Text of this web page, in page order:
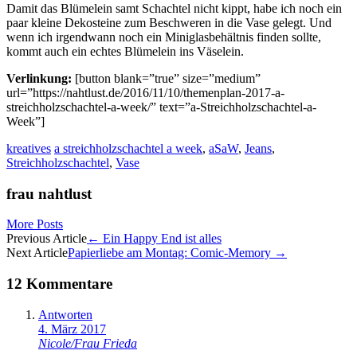
Damit das Blümelein samt Schachtel nicht kippt, habe ich noch ein
paar kleine Dekosteine zum Beschweren in die Vase gelegt. Und
wenn ich irgendwann noch ein Miniglasbehältnis finden sollte,
kommt auch ein echtes Blümelein ins Väselein.
Verlinkung: [button blank=”true” size=”medium”
url=”https://nahtlust.de/2016/11/10/themenplan-2017-a-
streichholzschachtel-a-week/” text=”a-Streichholzschachtel-a-
Week”]
kreatives a streichholzschachtel a week, aSaW, Jeans,
Streichholzschachtel, Vase
frau nahtlust
More Posts
Artikel-
Navigation
Previous Article← Ein Happy End ist alles
Next ArticlePapierliebe am Montag: Comic-Memory →
12 Kommentare
Antworten
4. März 2017
Nicole/Frau Frieda